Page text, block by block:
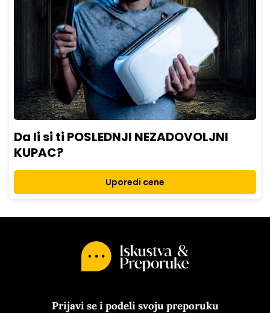
Da li si ti POSLEDNJI NEZADOVOLJNI
KUPAC?
Uporedi cene
Prijavi se i podeli svoju preporuku